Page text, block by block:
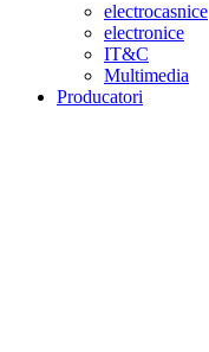
electrocasnice
electronice
IT&C
Multimedia
Producatori